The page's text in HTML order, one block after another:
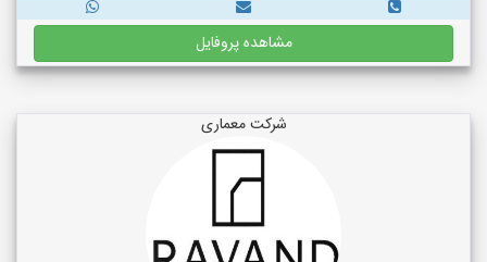
مشاهده پروفایل
شرکت معماری